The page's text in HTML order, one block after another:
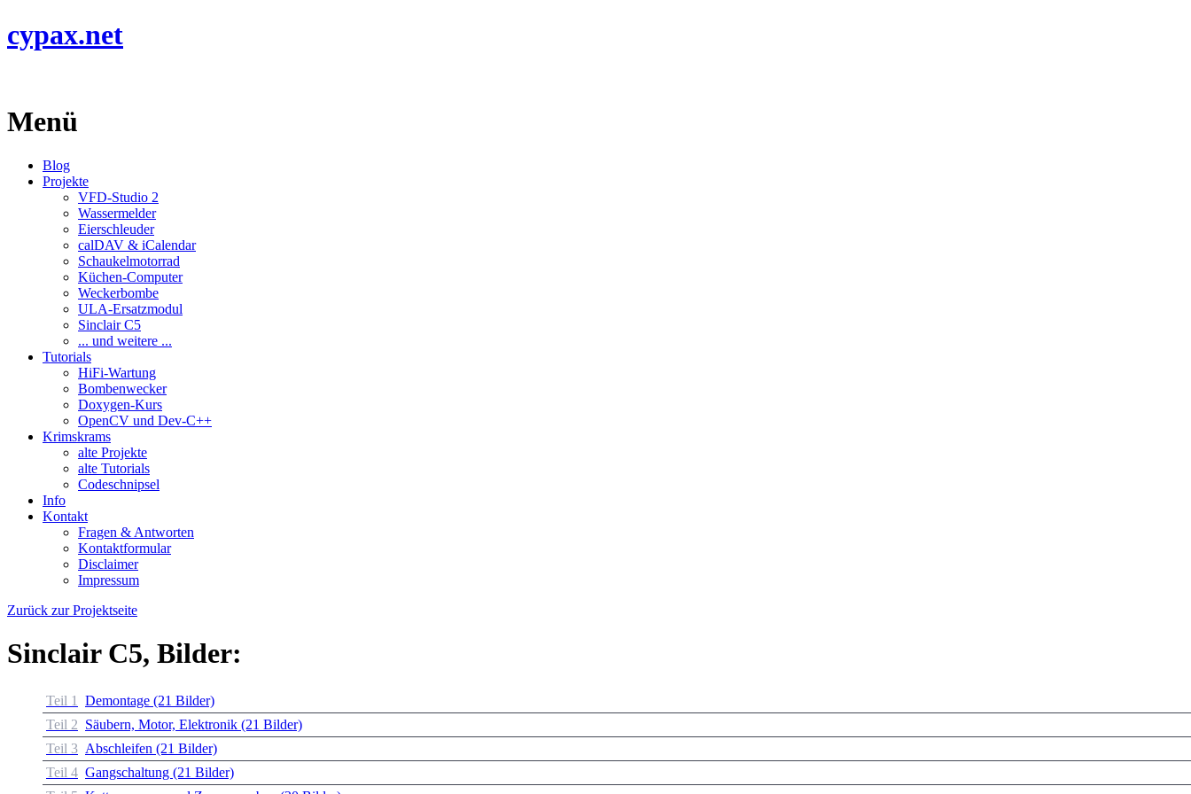
cypax.net
Menü
Blog
Projekte
VFD-Studio 2
Wassermelder
Eierschleuder
calDAV & iCalendar
Schaukelmotorrad
Küchen-Computer
Weckerbombe
ULA-Ersatzmodul
Sinclair C5
... und weitere ...
Tutorials
HiFi-Wartung
Bombenwecker
Doxygen-Kurs
OpenCV und Dev-C++
Krimskrams
alte Projekte
alte Tutorials
Codeschnipsel
Info
Kontakt
Fragen & Antworten
Kontaktformular
Disclaimer
Impressum
Zurück zur Projektseite
Sinclair C5, Bilder:
Teil 1
Demontage (21 Bilder)
Teil 2 Säubern, Motor, Elektronik (21 Bilder)
Teil 3 Abschleifen (21 Bilder)
Teil 4 Gangschaltung (21 Bilder)